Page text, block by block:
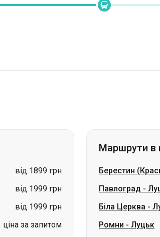
ціна за запитом
ціна за запитом
ціна за запитом
ціна за запитом
Біла Церква-
Ромни-Луцьк
Лозова-Луцьк
Суми-Луцьк
Валки-Луцьк